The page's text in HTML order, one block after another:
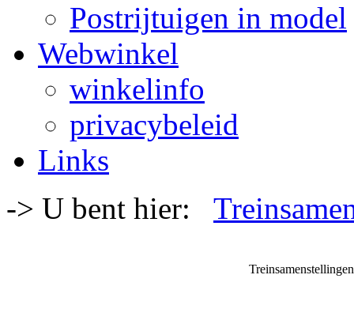
Postrijtuigen in model
Webwinkel
winkelinfo
privacybeleid
Links
-> U bent hier: